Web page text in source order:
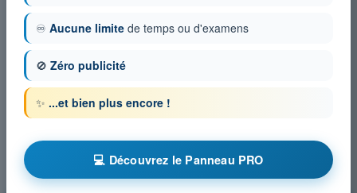
♾️ Aucune limite de temps ou d'examens
🚫 Zéro publicité
✨ ...et bien plus encore !
💻 Découvrez le Panneau PRO